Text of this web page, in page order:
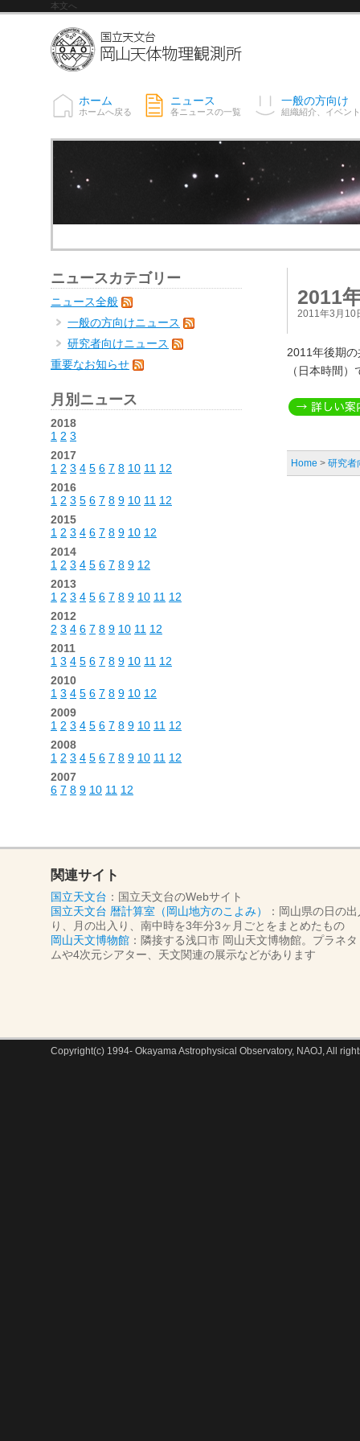
本文へ
ホーム
ホームへ戻る
ニュース
各ニュースの一覧
一般の方向け
組織紹介、イベン
2011
2011年3月10
2011年後期
（日本時間）
Home > 研究者
ニュースカテゴリー
ニュース全般
一般の方向けニュース
研究者向けニュース
重要なお知らせ
月別ニュース
2018
1 2 3
2017
1 2 3 4 5 6 7 8 10 11 12
2016
1 2 3 5 6 7 8 9 10 11 12
2015
1 2 3 4 6 7 8 9 10 12
2014
1 2 3 4 5 6 7 8 9 12
2013
1 2 3 4 5 6 7 8 9 10 11 12
2012
2 3 4 6 7 8 9 10 11 12
2011
1 3 4 5 6 7 8 9 10 11 12
2010
1 3 4 5 6 7 8 9 10 12
2009
1 2 3 4 5 6 7 8 9 10 11 12
2008
1 2 3 4 5 6 7 8 9 10 11 12
2007
6 7 8 9 10 11 12
関連サイト
国立天文台 ：国立天文台のWebサイト
国立天文台 暦計算室（岡山地方のこよみ）
：岡山県の日の
り、月の出入り、南中時を3年分3ヶ月ごとをまとめたもの
岡山天文博物館 ：隣接する浅口市 岡山天文博物館。プラネタ
ムや4次元シアター、天文関連の展示などがあります
Copyright(c) 1994- Okayama Astrophysical Observatory, NAOJ, All